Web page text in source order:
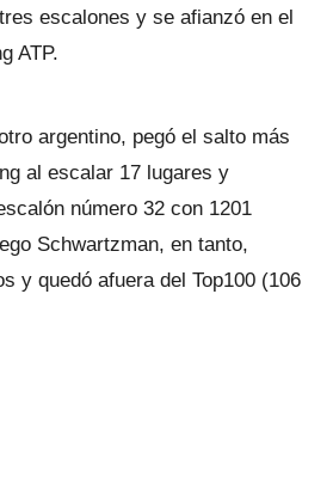
escalones y se afianzó en el
ATP.
argentino, pegó el salto más
al escalar 17 lugares y
número 32 con 1201
Schwartzman, en tanto,
y quedó afuera del Top100 (106